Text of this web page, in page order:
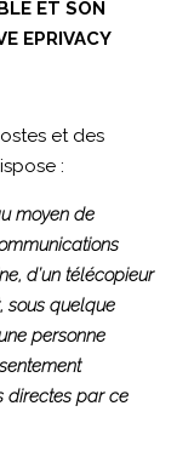
ET SON
EPRIVACY
et des
:
moyen de
d’un télécopieur
sous quelque
personne
directes par ce